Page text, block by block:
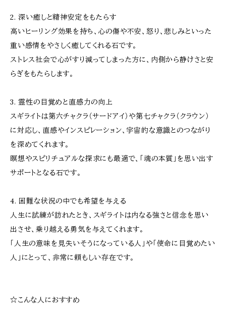
2. 深い癒しと精神安定をもたらす
高いヒーリング効果を持ち、心の傷や不安、怒り、悲しみといった
重い感情をやさしく癒してくれる石です。
ストレス社会で心がすり減ってしまった方に、内側から静けさと安
らぎをもたらします。
3. 霊性の目覚めと直感力の向上
スギライトは第六チャクラ（サードアイ）や第七チャクラ（クラウン）
に対応し、直感やインスピレーション、宇宙的な意識とのつながり
を深めてくれます。
瞑想やスピリチュアルな探求にも最適で、「魂の本質」を思い出す
サポートとなる石です。
4. 困難な状況の中でも希望を与える
人生に試練が訪れたとき、スギライトは内なる強さと信念を思い
出させ、乗り越える勇気を与えてくれます。
「人生の意味を見失いそうになっている人」や「使命に目覚めたい
人」にとって、非常に頼もしい存在です。
☆こんな人におすすめ